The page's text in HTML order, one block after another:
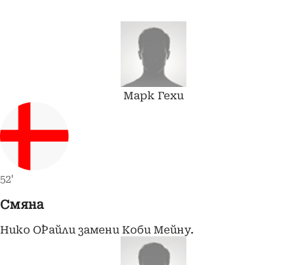
Марк Гехи
52'
Смяна
Нико О`Райли замени Коби Мейну.